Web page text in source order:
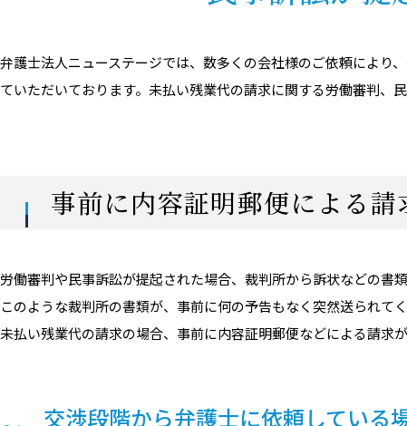
弁護士法人ニューステージでは、数多くの会社様のご依頼により
ていただいております。未払い残業代の請求に関する労働審判、
事前に内容証明郵便による
労働審判や民事訴訟が提起された場合、裁判所から訴状などの書
このような裁判所の書類が、事前に何の予告もなく突然送られて
未払い残業代の請求の場合、事前に内容証明郵便などによる請求
交渉段階から弁護士に依頼している